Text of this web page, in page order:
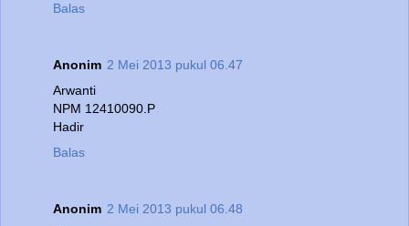
Balas
Anonim 2 Mei 2013 pukul 06.47
Arwanti
NPM 12410090.P
Hadir
Balas
Anonim 2 Mei 2013 pukul 06.48